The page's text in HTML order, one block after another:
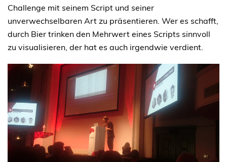
Challenge mit seinem Script und seiner
unverwechselbaren Art zu präsentieren. Wer es schafft,
durch Bier trinken den Mehrwert eines Scripts sinnvoll
zu visualisieren, der hat es auch irgendwie verdient.